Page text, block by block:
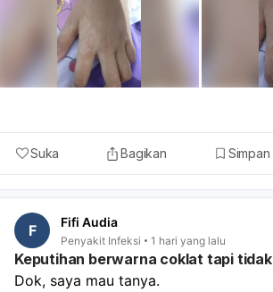
Suka Bagikan Simpan
F Fifi Audia
Penyakit Infeksi 1 hari yang lalu
Keputihan berwarna coklat tapi
Dok, saya mau tanya.